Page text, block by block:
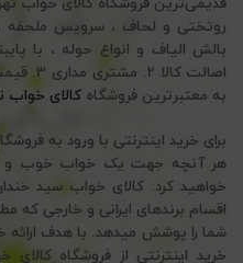
روتختی و لحاف ، سرویس ملحفه
اصالت
به معتبرترین فروشگاه کالای خواب
برای خرید اینترنتی با ورود به
هر آنچه جهت یک خواب خوب و
خواهید کرد. کالای خواب سید
اقسام برندهای ایرانی و خارجی که
شما را پوشش میدهد. با هدف ارائه
خرید اینترنتی از فروشگاه